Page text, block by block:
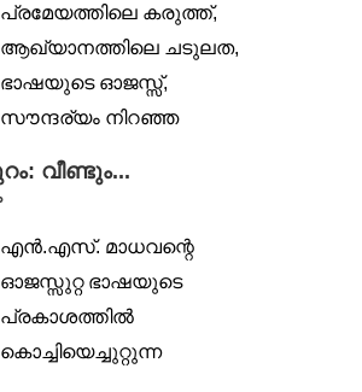
പെരുമാറ്റത്തിന്റെ ചവർപ്പ്.
മേലധികാരി...
പ്രമേയത്തിലെ കരുത്ത്,
ആഖ്യാനത്തിലെ ചടുലത,
ഭാഷയുടെ ഓജസ്സ്,
സൗന്ദര്യം നിറഞ്ഞ
ഉൾസ്വരം,...
വീണ്ടും...
എൻ.എസ്. മാധവന്റെ
ഓജസ്സുറ്റ ഭാഷയുടെ
പ്രകാശത്തിൽ
കൊച്ചിയെച്ചുറ്റുന്ന